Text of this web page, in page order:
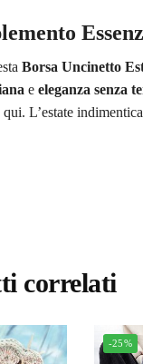
Borsa Uncinetto
e eleganza senza
L’estate
correlati
-25%